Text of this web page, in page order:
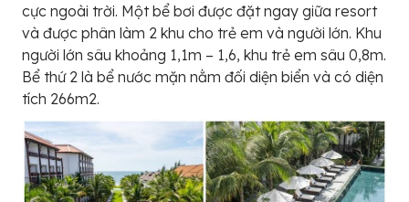
cực ngoài trời. Một bể bơi được đặt ngay giữa resort
và được phân làm 2 khu cho trẻ em và người lớn. Khu
người lớn sâu khoảng 1,1m – 1,6, khu trẻ em sâu 0,8m.
Bể thứ 2 là bể nước mặn nằm đối diện biển và có diện
tích 266m2.